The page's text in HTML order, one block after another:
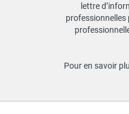
lettre
Pour en savoir